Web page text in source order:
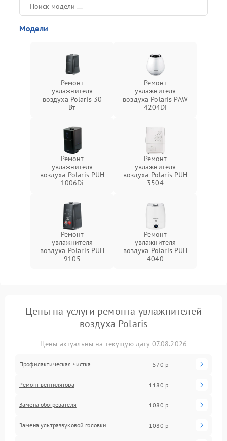
Модели
Ремонт
увлажнителя
воздуха Polaris 30
Вт
Ремонт
увлажнителя
воздуха Polaris PAW
4204Di
Ремонт
увлажнителя
воздуха Polaris PUH
1006Di
Ремонт
увлажнителя
воздуха Polaris PUH
3504
Ремонт
увлажнителя
воздуха Polaris PUH
9105
Ремонт
увлажнителя
воздуха Polaris PUH
4040
Цены на услуги ремонта увлажнителей
воздуха Polaris
Цены актуальны на текущую дату 07.08.2026
Профилактическая чистка 570 р
Ремонт вентилятора 1180 р
Замена обогревателя 1080 р
Замена ультразвуковой головки 1080 р